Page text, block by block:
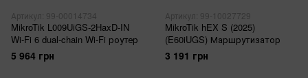
Артикул: 99-00014734
MikroTik L009UiGS-2HaxD-IN
Wi-Fi 6 dual-chain Wi-Fi роутер
5 964 грн
Артикул: 99-10027729
MikroTik hEX S (2025)
(E60iUGS) Маршрутизатор
3 191 грн